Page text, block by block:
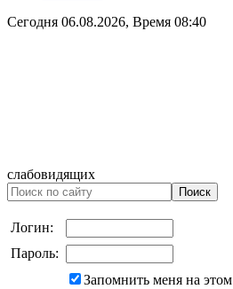
Сегодня 06.08.2026, Время 08:40
слабовидящих
Логин:
Пароль:
Запомнить меня на